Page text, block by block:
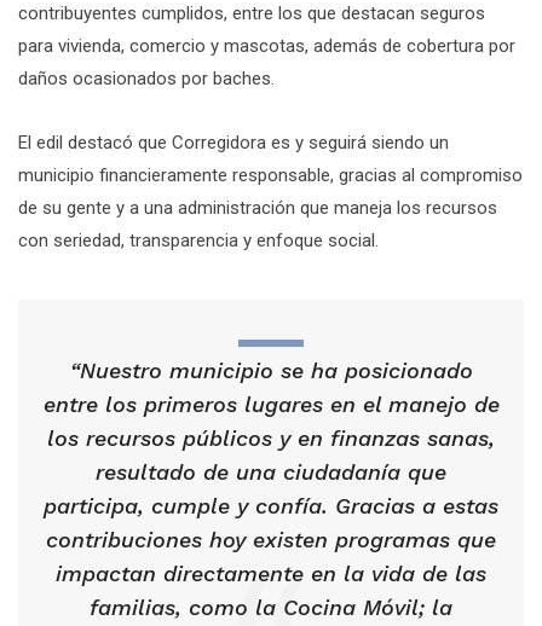
contribuyentes cumplidos, entre los que destacan seguros
para vivienda, comercio y mascotas, además de cobertura por
daños ocasionados por baches.
El edil destacó que Corregidora es y seguirá siendo un
municipio financieramente responsable, gracias al compromiso
de su gente y a una administración que maneja los recursos
con seriedad, transparencia y enfoque social.
“Nuestro municipio se ha posicionado
entre los primeros lugares en el manejo de
los recursos públicos y en finanzas sanas,
resultado de una ciudadanía que
participa, cumple y confía. Gracias a estas
contribuciones hoy existen programas que
impactan directamente en la vida de las
familias, como la Cocina Móvil; la